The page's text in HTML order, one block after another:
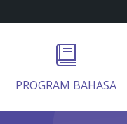
PROGRAM BAHASA